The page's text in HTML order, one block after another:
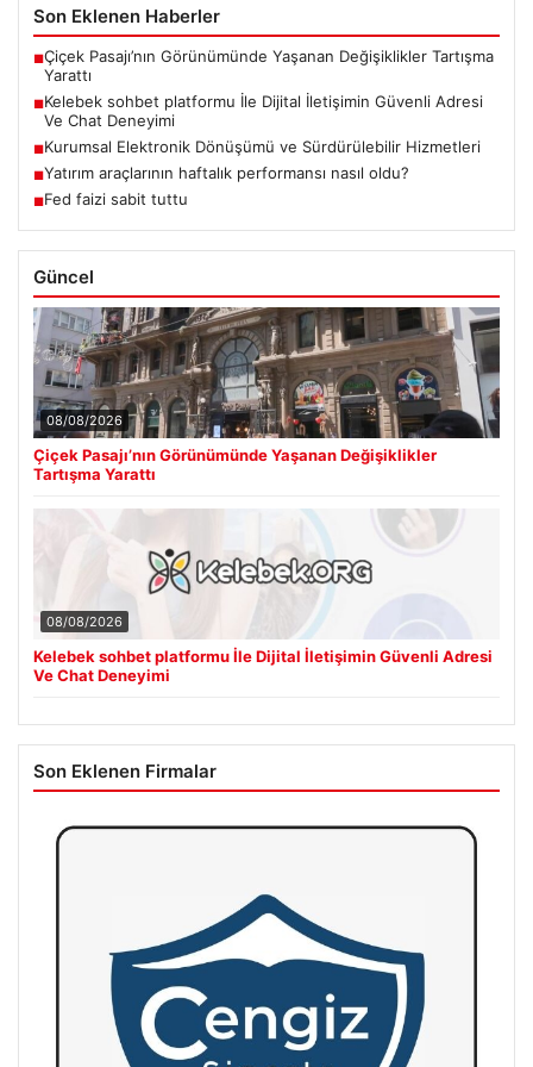
Son Eklenen Haberler
■Çiçek Pasajı’nın Görünümünde Yaşanan Değişiklikler Tartışma
Yarattı
■Kelebek sohbet platformu İle Dijital İletişimin Güvenli Adresi
Ve Chat Deneyimi
■Kurumsal Elektronik Dönüşümü ve Sürdürülebilir Hizmetleri
■Yatırım araçlarının haftalık performansı nasıl oldu?
■Fed faizi sabit tuttu
Güncel
08/08/2026
Çiçek Pasajı’nın Görünümünde Yaşanan Değişiklikler
Tartışma Yarattı
08/08/2026
Kelebek sohbet platformu İle Dijital İletişimin Güvenli Adresi
Ve Chat Deneyimi
Son Eklenen Firmalar